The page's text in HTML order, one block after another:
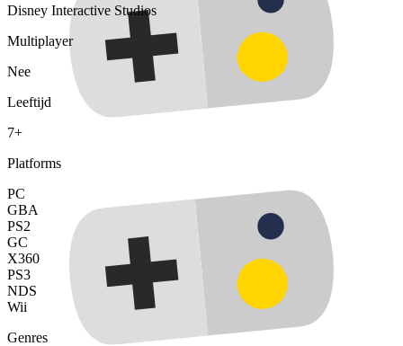
Disney Interactive Studios
Multiplayer
Nee
Leeftijd
7+
Platforms
PC
GBA
PS2
GC
X360
PS3
NDS
Wii
Genres